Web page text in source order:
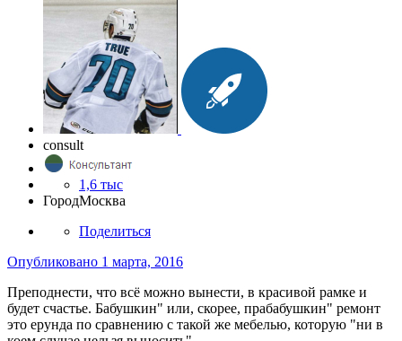
consult
1,6 тыс
ГородМосква
Поделиться
Опубликовано 1 марта, 2016
Преподнести, что всё можно вынести, в красивой рамке и
будет счастье. Бабушкин" или, скорее, прабабушкин" ремонт
это ерунда по сравнению с такой же мебелью, которую "ни в